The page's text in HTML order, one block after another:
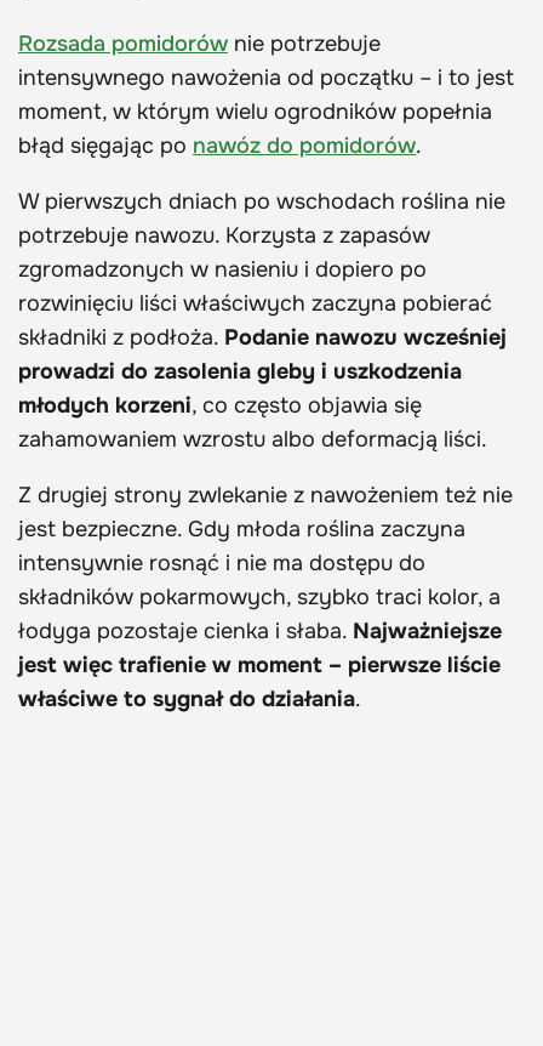
Rozsada pomidorów nie potrzebuje
intensywnego nawożenia od początku – i to jest
moment, w którym wielu ogrodników popełnia
błąd sięgając po nawóz do pomidorów.
W pierwszych dniach po wschodach roślina nie
potrzebuje nawozu. Korzysta z zapasów
zgromadzonych w nasieniu i dopiero po
rozwinięciu liści właściwych zaczyna pobierać
składniki z podłoża. Podanie nawozu wcześniej
prowadzi do zasolenia gleby i uszkodzenia
młodych korzeni, co często objawia się
zahamowaniem wzrostu albo deformacją liści.
Z drugiej strony zwlekanie z nawożeniem też nie
jest bezpieczne. Gdy młoda roślina zaczyna
intensywnie rosnąć i nie ma dostępu do
składników pokarmowych, szybko traci kolor, a
łodyga pozostaje cienka i słaba. Najważniejsze
jest więc trafienie w moment – pierwsze liście
właściwe to sygnał do działania.